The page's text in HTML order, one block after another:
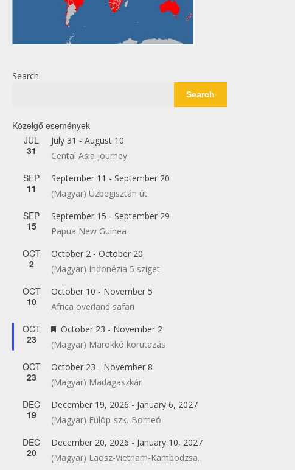
Search
Search
Közelgő események
JUL
31
July 31 - August 10
Cental Asia journey
SEP
11
September 11 - September 20
(Magyar) Üzbegisztán út
SEP
15
September 15 - September 29
Papua New Guinea
OCT
2
October 2 - October 20
(Magyar) Indonézia 5 sziget
OCT
10
October 10 - November 5
Africa overland safari
OCT
23
Featured
October 23 - November 2
(Magyar) Marokkó körutazás
OCT
23
October 23 - November 8
(Magyar) Madagaszkár
DEC
19
December 19, 2026 - January 6, 2027
(Magyar) Fülöp-szk.-Borneó
DEC
20
December 20, 2026 - January 10, 2027
(Magyar) Laosz-Vietnam-Kambodzsa.